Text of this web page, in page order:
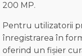
200 MP.
Pentru utilizatorii
înregistrarea în
oferind un fișier